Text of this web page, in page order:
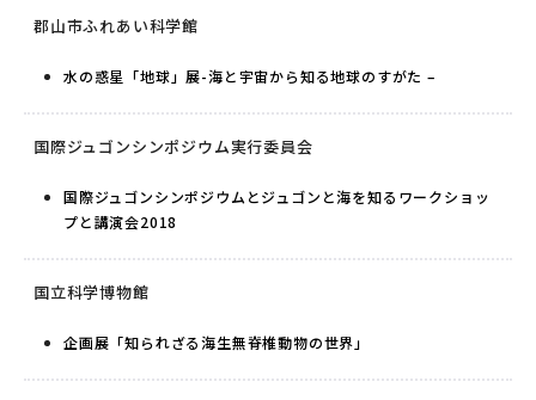
郡山市ふれあい科学館
水の惑星「地球」展-海と宇宙から知る地球のすがた –
国際ジュゴンシンポジウム実行委員会
国際ジュゴンシンポジウムとジュゴンと海を知るワークショッ
プと講演会2018
国立科学博物館
企画展「知られざる海生無脊椎動物の世界」